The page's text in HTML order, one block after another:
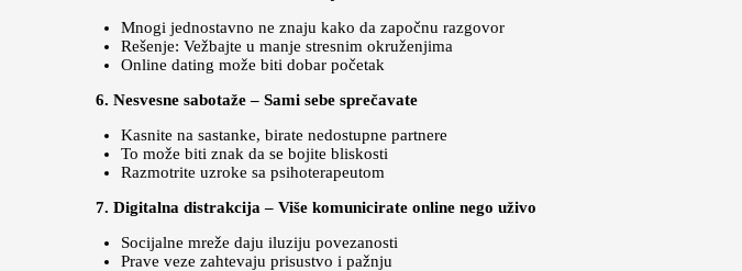
Mnogi jednostavno ne znaju kako da započnu razgovor
Rešenje: Vežbajte u manje stresnim okruženjima
Online dating može biti dobar početak
6. Nesvesne sabotaže – Sami sebe sprečavate
Kasnite na sastanke, birate nedostupne partnere
To može biti znak da se bojite bliskosti
Razmotrite uzroke sa psihoterapeutom
7. Digitalna distrakcija – Više komunicirate online nego uživo
Socijalne mreže daju iluziju povezanosti
Prave veze zahtevaju prisustvo i pažnju